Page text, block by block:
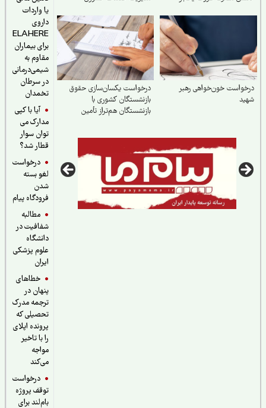
یا واردات
داروی
ELAHERE
برای بیماران
مقاوم به
شیمی‌درمانی
در سرطان
تخمدان
آیا با کپی
مدارک می
توان سوار
قطار شد؟
درخواست
لغو بسته
فرودگاه پیام
مطالبه
شفافیت در
دانشگاه
علوم پزشکی
خطاهای
پنهان در
ترجمه مدرک
تحصیلی که
پرونده اپلای
را با تاخیر
درخواست
توقف پروژه
بام‌لند برای
خون‌خواهی رهبر
درخواست یکسان‌سازی حقوق
بازنشستگان کشوری با
بازنشستگان هم‌تراز تأمین